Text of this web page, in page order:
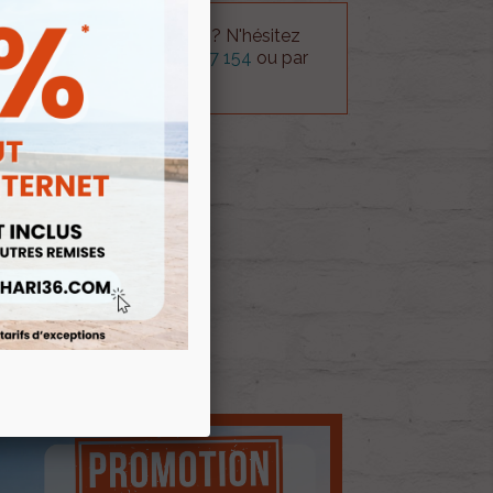
technique sur le produit ? N'hésitez
technique au
0254 277 154 ou par
AU PANIER